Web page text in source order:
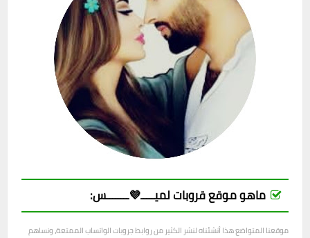
ماهو موقع قروبات لميـــــ💜ــــــــس:
موقعنا المتواضع هذا أنشئناه لنشر الكثير من روابط جروبات الواتساب الممتعة، ونساهم